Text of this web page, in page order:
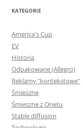
KATEGORIE
America's Cup
EV
Historia
Odpakowane (Allegro)
Reklamy "kontekstowe"
Śmieszne
Śmieszne z Onetu
Stable diffusion